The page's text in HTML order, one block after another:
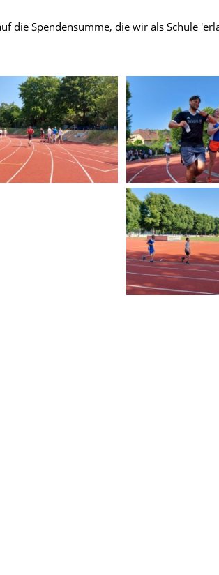
die Spendensumme, die wir als Schule